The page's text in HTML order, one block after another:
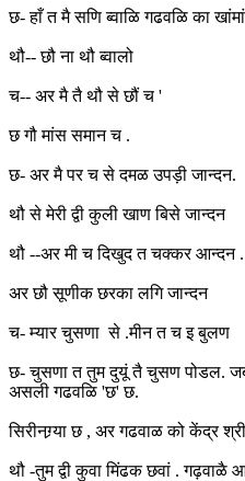
छ- हाँ त मै सणि ब्वाळि गढवळि का
थौ-- छौ ना थौ ब्वालो
च-- अर मै तै थौ से छौं च '
छ गौ मांस समान च .
छ- अर मै पर च से दमळ उपड़ी जान्दन.
थौ से मेरी द्वी कुली खाण बिसे जान्दन
थौ --अर मी च दिखुद त चक्कर आन्दन .
अर छौ सूणीक छरका लगि जान्दन
च- म्यार चुसणा से .मीन त च इ बुलण
छ- चुसणा त तुम दुयूं तै चुसण पोडल. जब
असली गढवळि 'छ' छ.
सिरीनग्र्या छ , अर गढवाळ को केंद्र
थौ -तुम द्वी कुवा मिंढक छवां . गढ़वाळै